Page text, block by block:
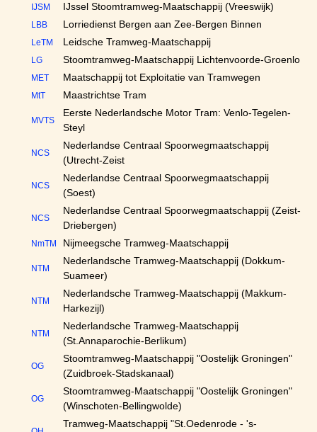
IJSM IJssel Stoomtramweg-Maatschappij (Vreeswijk)
LBB Lorriedienst Bergen aan Zee-Bergen Binnen
LeTM Leidsche Tramweg-Maatschappij
LG Stoomtramweg-Maatschappij Lichtenvoorde-Groenlo
MET Maatschappij tot Exploitatie van Tramwegen
MtT Maastrichtse Tram
MVTS
Eerste Nederlandsche Motor Tram: Venlo-Tegelen-
Steyl
NCS
Nederlandse Centraal Spoorwegmaatschappij
(Utrecht-Zeist
NCS
Nederlandse Centraal Spoorwegmaatschappij
(Soest)
NCS
Nederlandse Centraal Spoorwegmaatschappij (Zeist-
Driebergen)
NmTM Nijmeegsche Tramweg-Maatschappij
NTM
Nederlandsche Tramweg-Maatschappij (Dokkum-
Suameer)
NTM
Nederlandsche Tramweg-Maatschappij (Makkum-
Harkezijl)
NTM
Nederlandsche Tramweg-Maatschappij
(St.Annaparochie-Berlikum)
OG
Stoomtramweg-Maatschappij "Oostelijk Groningen"
(Zuidbroek-Stadskanaal)
OG
Stoomtramweg-Maatschappij "Oostelijk Groningen"
(Winschoten-Bellingwolde)
Tramweg-Maatschappij "St.Oedenrode - 's-